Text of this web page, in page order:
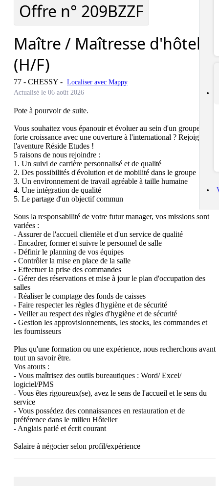
Offre n° 209BZZF
Maître / Maîtresse d'hôtel
(H/F)
77 - CHESSY - Localiser avec Mappy
Actualisé le 06 août 2026
Pote à pourvoir de suite.
Vous souhaitez vous épanouir et évoluer au sein d'un groupe en
forte croissance avec une ouverture à l'international ? Rejoignez
l'aventure Réside Etudes !
5 raisons de nous rejoindre :
1. Un suivi de carrière personnalisé et de qualité
2. Des possibilités d'évolution et de mobilité dans le groupe
3. Un environnement de travail agréable à taille humaine
4. Une intégration de qualité
5. Le partage d'un objectif commun
Sous la responsabilité de votre futur manager, vos missions sont
variées :
- Assurer de l'accueil clientèle et d'un service de qualité
- Encadrer, former et suivre le personnel de salle
- Définir le planning de vos équipes
- Contrôler la mise en place de la salle
- Effectuer la prise des commandes
- Gérer des réservations et mise à jour le plan d'occupation des
salles
- Réaliser le comptage des fonds de caisses
- Faire respecter les règles d'hygiène et de sécurité
- Veiller au respect des règles d'hygiène et de sécurité
- Gestion les approvisionnements, les stocks, les commandes et
les fournisseurs
Plus qu'une formation ou une expérience, nous recherchons avant
tout un savoir être.
Vos atouts :
- Vous maîtrisez des outils bureautiques : Word/ Excel/
logiciel/PMS
- Vous êtes rigoureux(se), avez le sens de l'accueil et le sens du
service
- Vous possédez des connaissances en restauration et de
préférence dans le milieu Hôtelier
- Anglais parlé et écrit courant
Salaire à négocier selon profil/expérience